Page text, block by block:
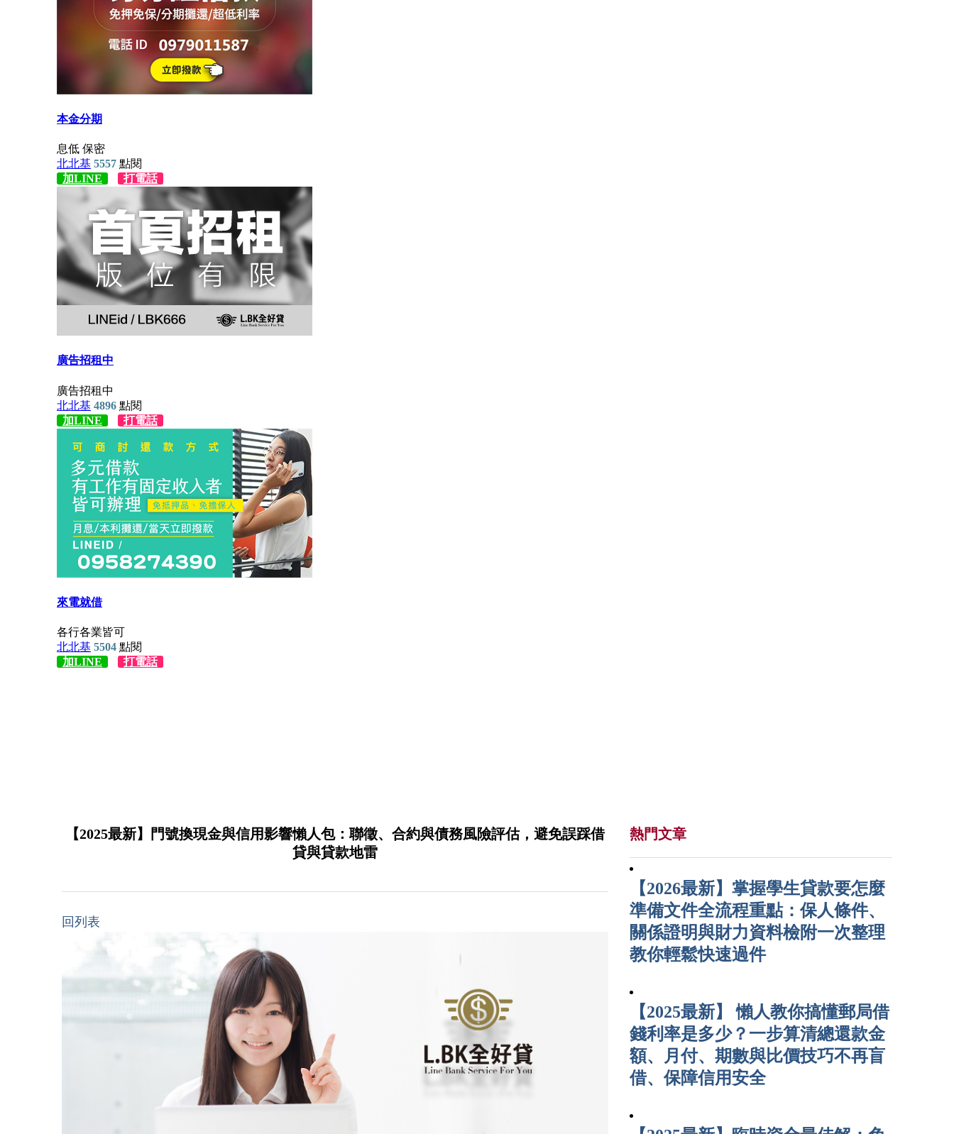
【2025最新】門號換現金與信用影響懶人包：聯徵、合約與債務風險評估，避免誤踩借
貸與貸款地雷
回列表
熱門文章
【2026最新】掌握學生貸款要怎麼
準備文件全流程重點：保人條件、
關係證明與財力資料檢附一次整理
教你輕鬆快速過件
【2025最新】 懶人教你搞懂郵局借
錢利率是多少？一步算清總還款金
額、月付、期數與比價技巧不再盲
借、保障信用安全